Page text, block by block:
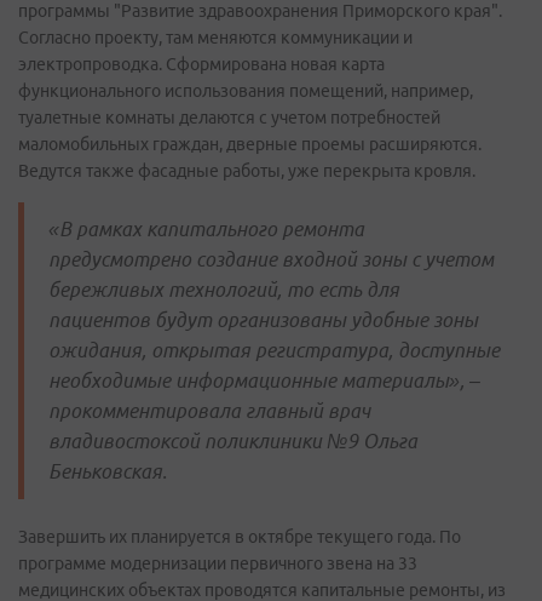
программы "Развитие здравоохранения Приморского края".
Согласно проекту, там меняются коммуникации и
электропроводка. Сформирована новая карта
функционального использования помещений, например,
туалетные комнаты делаются с учетом потребностей
маломобильных граждан, дверные проемы расширяются.
Ведутся также фасадные работы, уже перекрыта кровля.
«В рамках капитального ремонта
предусмотрено создание входной зоны с учетом
бережливых технологий, то есть для
пациентов будут организованы удобные зоны
ожидания, открытая регистратура, доступные
необходимые информационные материалы», –
прокомментировала главный врач
владивостоксой поликлиники №9 Ольга
Беньковская.
Завершить их планируется в октябре текущего года. По
программе модернизации первичного звена на 33
медицинских объектах проводятся капитальные ремонты, из